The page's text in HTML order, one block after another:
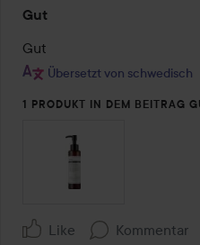
5
von
5
Gut
Gut
Übersetzt von schwedisch
1 PRODUKT IN DEM BEITRAG
Like Kommentar